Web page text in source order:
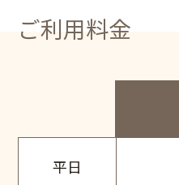
ご利用料金
平日